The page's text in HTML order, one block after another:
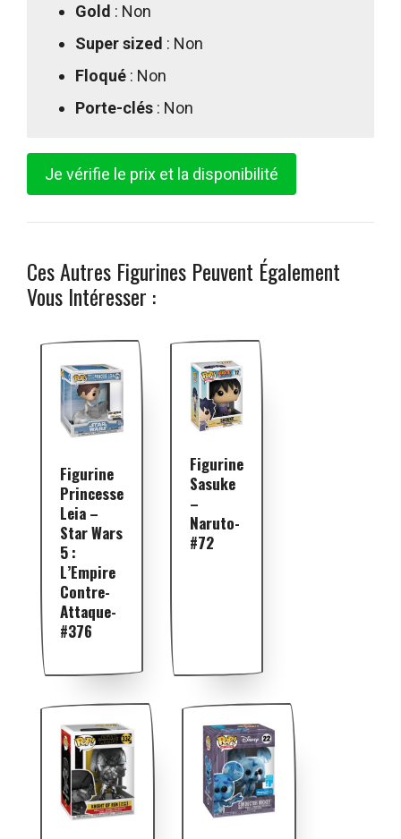
Gold : Non
Super sized : Non
Floqué : Non
Porte-clés : Non
Je vérifie le prix et la disponibilité
Ces Autres Figurines Peuvent Également
Vous Intéresser :
Figurine
Princesse
Leia –
Star Wars
5 :
L’Empire
Contre-
Attaque-
#376
Figurine
Sasuke
–
Naruto-
#72